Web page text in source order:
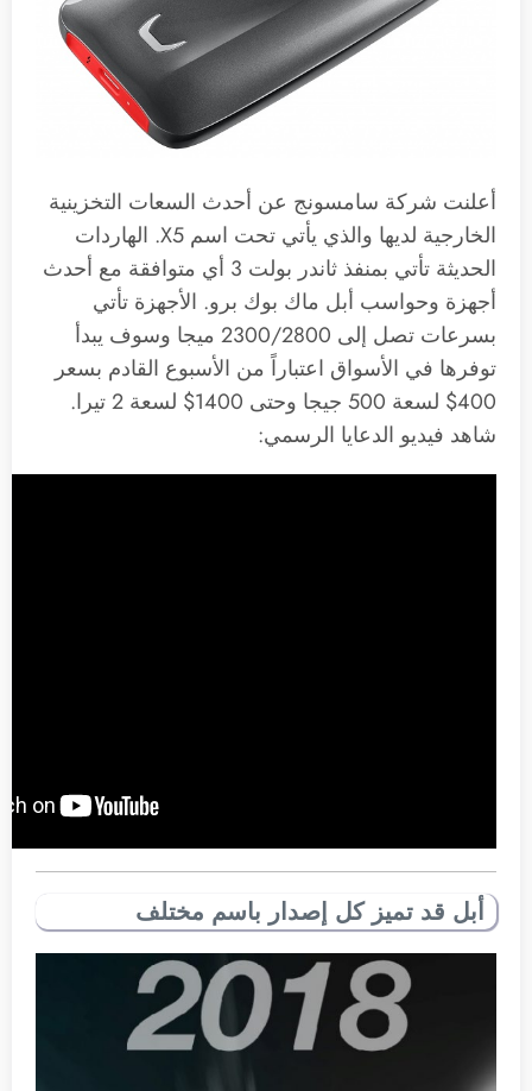
أعلنت شركة سامسونج عن أحدث السعات التخزينية
الخارجية لديها والذي يأتي تحت اسم X5. الهاردات
الحديثة تأتي بمنفذ ثاندر بولت 3 أي متوافقة مع أحدث
أجهزة وحواسب أبل ماك بوك برو. الأجهزة تأتي
بسرعات تصل إلى 2300/2800 ميجا وسوف يبدأ
توفرها في الأسواق اعتباراً من الأسبوع القادم بسعر
400$ لسعة 500 جيجا وحتى 1400$ لسعة 2 تيرا.
شاهد فيديو الدعايا الرسمي:
أبل قد تميز كل إصدار باسم مختلف